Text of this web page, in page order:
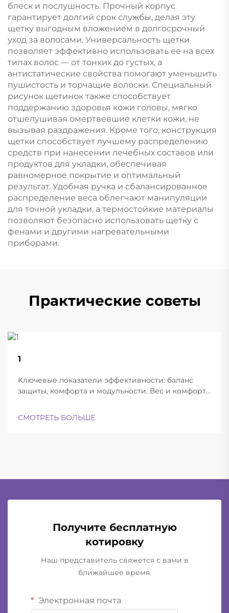
блеск и послушность. Прочный корпус
гарантирует долгий срок службы, делая эту
щетку выгодным вложением в долгосрочный
уход за волосами. Универсальность щетки
позволяет эффективно использовать ее на всех
типах волос — от тонких до густых, а
антистатические свойства помогают уменьшить
пушистость и торчащие волоски. Специальный
рисунок щетинок также способствует
поддержанию здоровья кожи головы, мягко
отшелушивая омертвевшие клетки кожи, не
вызывая раздражения. Кроме того, конструкция
щетки способствует лучшему распределению
средств при нанесении лечебных составов или
продуктов для укладки, обеспечивая
равномерное покрытие и оптимальный
результат. Удобная ручка и сбалансированное
распределение веса облегчают манипуляции
для точной укладки, а термостойкие материалы
позволяют безопасно использовать щетку с
фенами и другими нагревательными
приборами.
Практические советы
1
Ключевые показатели эффективности: баланс
защиты, комфорта и модульности. Вес и комфорт
шлемы успешно находят баланс между
СМОТРЕТЬ БОЛЬШЕ
Получите бесплатную
котировку
Наш представитель свяжется с вами в
ближайшее время.
Электронная почта